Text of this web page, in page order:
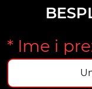
* Ime i